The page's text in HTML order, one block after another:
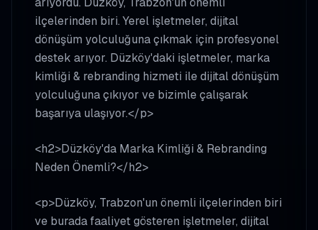
ilçelerinden biri. Yerel işletmeler, dijital
dönüşüm yolculuğuna çıkmak için profesyonel
destek arıyor. Düzköy'daki işletmeler, marka
kimliği & rebranding hizmeti ile dijital dönüşüm
yolculuğuna çıkıyor ve bizimle çalışarak
başarıya ulaşıyor.</p>
<h2>Düzköy'da Marka Kimliği & Rebranding
Neden Önemli?</h2>
<p>Düzköy, Trabzon'un önemli ilçelerinden biri
ve burada faaliyet gösteren işletmeler, dijital